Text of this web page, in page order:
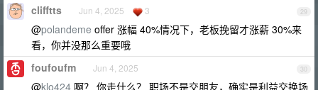
29
clifftts Jun 4, 2025 3
@polandeme offer 涨幅 40%情况下，老板挽留才涨薪 30%来
看，你并没那么重要哦
30
foufoufm Jun 4, 2025
@klo424 啊？ 你走什么？ 职场不是交朋友，确实是利益交换场